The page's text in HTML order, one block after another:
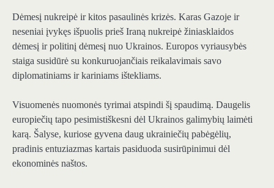
Dėmesį nukreipė ir kitos pasaulinės krizės. Karas Gazoje ir
neseniai įvykęs išpuolis prieš Iraną nukreipė žiniasklaidos
dėmesį ir politinį dėmesį nuo Ukrainos. Europos vyriausybės
staiga susidūrė su konkuruojančiais reikalavimais savo
diplomatiniams ir kariniams ištekliams.
Visuomenės nuomonės tyrimai atspindi šį spaudimą. Daugelis
europiečių tapo pesimistiškesni dėl Ukrainos galimybių laimėti
karą. Šalyse, kuriose gyvena daug ukrainiečių pabėgėlių,
pradinis entuziazmas kartais pasiduoda susirūpinimui dėl
ekonominės naštos.